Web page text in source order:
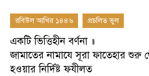
রবিউল আখির ১৪৪৬ প্রচলিত ভুল
একটি ভিত্তিহীন বর্ণনা ॥
জামাতের নামাযে সূরা ফাতেহার শুরু
হওয়ার নির্দিষ্ট ফযীলত